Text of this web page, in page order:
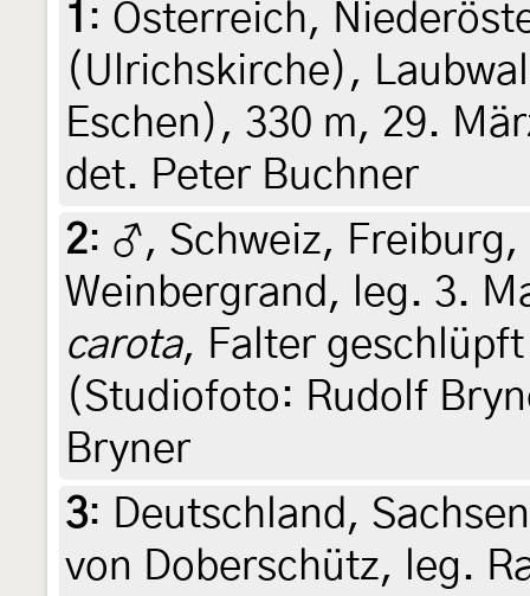
1 : Österreich,
(Ulrichskirche),
Eschen), 330 m, 29.
det. Peter Buchner
2: ♂, Schweiz,
Weinbergrand, leg. 3.
carota, Falter
(Studiofoto: Rudolf
Bryner
3: Deutschland,
von Doberschütz, leg.